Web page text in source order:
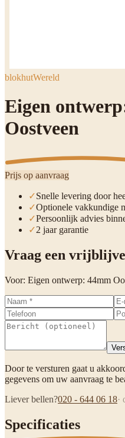
blokhutWereld
Eigen
Oostveen
Prijs op aanvraag
✓Snelle levering door
✓Optionele vakkundige
✓Persoonlijk advies
✓2 jaar garantie
Vraag een
Voor: Eigen ontwerp: 44mm
Door te versturen gaat u
gegevens om uw aanvraag te
Liever bellen?020 - 644 06 18·
Specificaties